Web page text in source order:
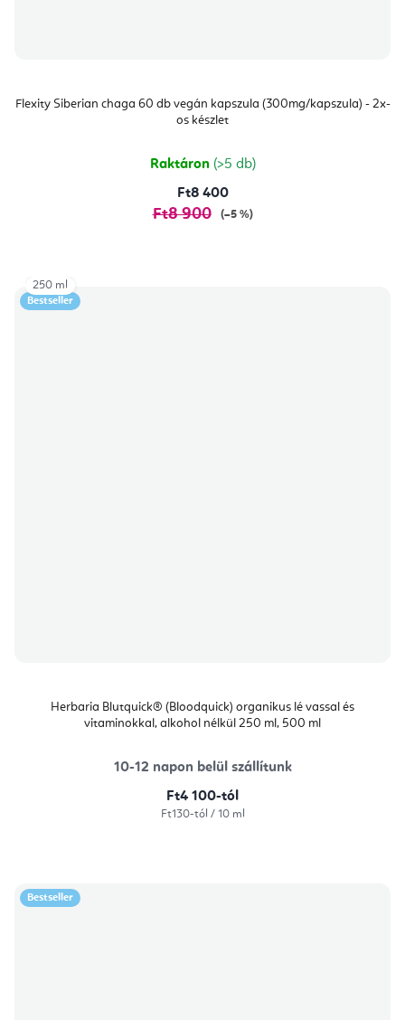
Flexity Siberian chaga 60 db vegán kapszula (300mg/kapszula) - 2x-
os készlet
Raktáron (>5 db)
Ft8 400
Ft8 900 (–5 %)
Bestseller
Herbaria Blutquick® (Bloodquick) organikus lé vassal és
vitaminokkal, alkohol nélkül 250 ml, 500 ml
10-12 napon belül szállítunk
Ft4 100-tól
Egységár:
Ft130-tól / 10 ml
250 ml
Bestseller